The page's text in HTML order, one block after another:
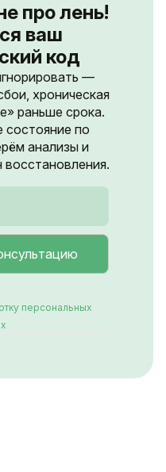
про лень!
ваш
код
—
хроническая
раньше срока.
по
анализы и
восстановления.
персональных